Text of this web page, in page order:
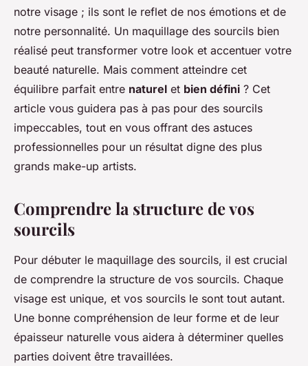
notre visage ; ils sont le reflet de nos émotions et de
notre personnalité. Un maquillage des sourcils bien
réalisé peut transformer votre look et accentuer votre
beauté naturelle. Mais comment atteindre cet
équilibre parfait entre naturel et bien défini ? Cet
article vous guidera pas à pas pour des sourcils
impeccables, tout en vous offrant des astuces
professionnelles pour un résultat digne des plus
grands make-up artists.
Comprendre la structure de vos
sourcils
Pour débuter le maquillage des sourcils, il est crucial
de comprendre la structure de vos sourcils. Chaque
visage est unique, et vos sourcils le sont tout autant.
Une bonne compréhension de leur forme et de leur
épaisseur naturelle vous aidera à déterminer quelles
parties doivent être travaillées.